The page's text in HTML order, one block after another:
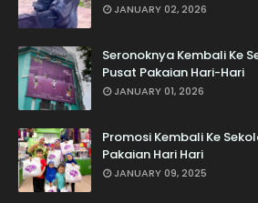
JANUARY 02, 2026
Seronoknya Kembali Ke
Pusat Pakaian Hari-Hari
JANUARY 01, 2026
Promosi Kembali Ke
Pakaian Hari Hari
JANUARY 09, 2025